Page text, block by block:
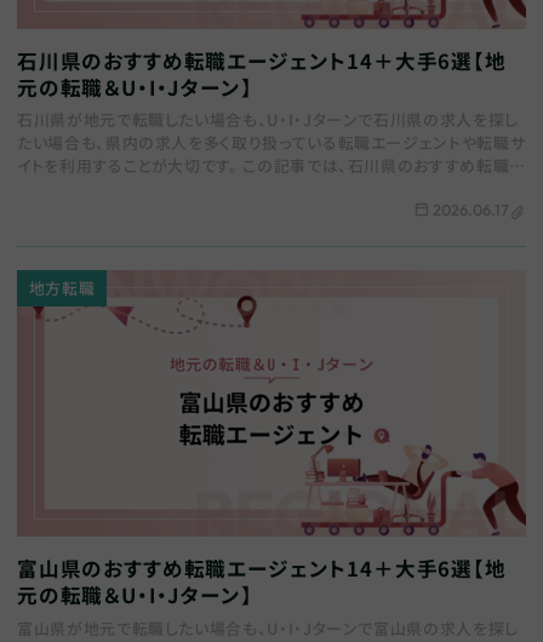
石川県のおすすめ転職エージェント14＋大手6選【地
元の転職＆U・I・Jターン】
石川県が地元で転職したい場合も、U・I・Jターンで石川県の求人を探し
たい場合も、県内の求人を多く取り扱っている転職エージェントや転職サ
イトを利用することが大切です。 この記事では、石川県のおすすめ転職エ
2026.06.17
地方転職
富山県のおすすめ転職エージェント14＋大手6選【地
元の転職＆U・I・Jターン】
富山県が地元で転職したい場合も、U・I・Jターンで富山県の求人を探し